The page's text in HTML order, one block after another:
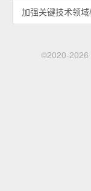
加强关键技术领
©2020-2026